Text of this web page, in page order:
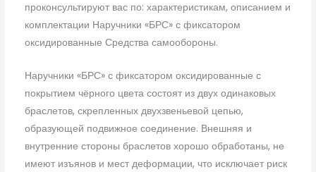
проконсультируют вас по: характеристикам, описанием и
комплектации Наручники «БРС» с фиксатором
оксидированные Средства самообороны.
Наручники «БРС» с фиксатором оксидированные с
покрытием чёрного цвета состоят из двух одинаковых
браслетов, скрепленных двухзвеньевой цепью,
образующей подвижное соединение. Внешняя и
внутренние стороны браслетов хорошо обработаны, не
имеют изъянов и мест деформации, что исключает риск